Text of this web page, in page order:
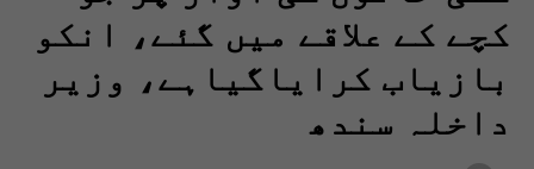
کچے کے علاقے میں گئے، انکو
بازیاب کرایاگیاہے، وزیر
داخلہ سندھ